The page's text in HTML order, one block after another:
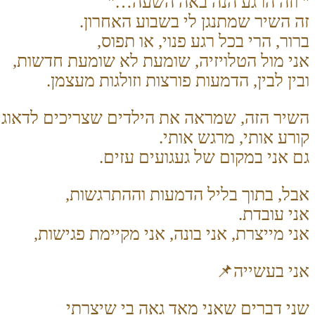
זה השיר שמתנגן לי בשבוע האחרון.
ברור, הרי בכל רגע פנוי, או תפוס,
אני מול הטלויזיה, שומעת לא שומעת חדשות,
ובין לבין, הדמעות פורצות וזולגות מעצמן.
השיר הזה, שמראה את הילדים שצריכים לדאוג
קורע אותי, מרגש אותי.
גם אני במקום של געגועים עזים.
אבל, בתוך בליל הדמעות וההתרגשות,
אני עובדת.
אני מייצרת, אני בונה, אני מקיימת פגישות,
אני בעשייה📌
שני דברים שאני מאד גאה בי שיצרתי